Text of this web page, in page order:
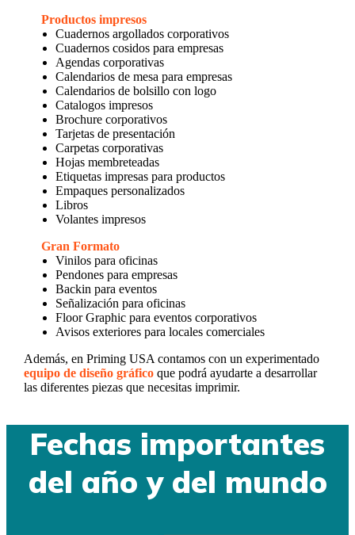
Productos impresos
Cuadernos argollados corporativos
Cuadernos cosidos para empresas
Agendas corporativas
Calendarios de mesa para empresas
Calendarios de bolsillo con logo
Catalogos impresos
Brochure corporativos
Tarjetas de presentación
Carpetas corporativas
Hojas membreteadas
Etiquetas impresas para productos
Empaques personalizados
Libros
Volantes impresos
Gran Formato
Vinilos para oficinas
Pendones para empresas
Backin para eventos
Señalización para oficinas
Floor Graphic para eventos corporativos
Avisos exteriores para locales comerciales
Además, en Priming USA contamos con un experimentado
equipo de diseño gráficoque podrá ayudarte a desarrollar
las diferentes piezas que necesitas imprimir.
Fechas importantes
del año y del mundo